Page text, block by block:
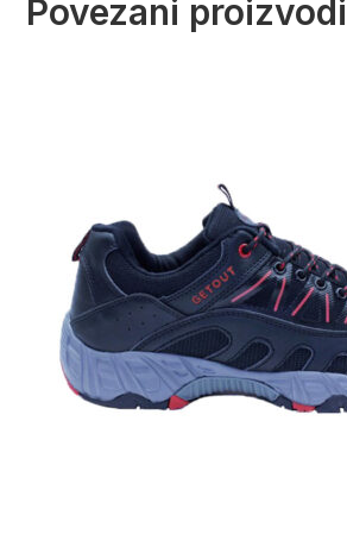
Povezani proizvodi